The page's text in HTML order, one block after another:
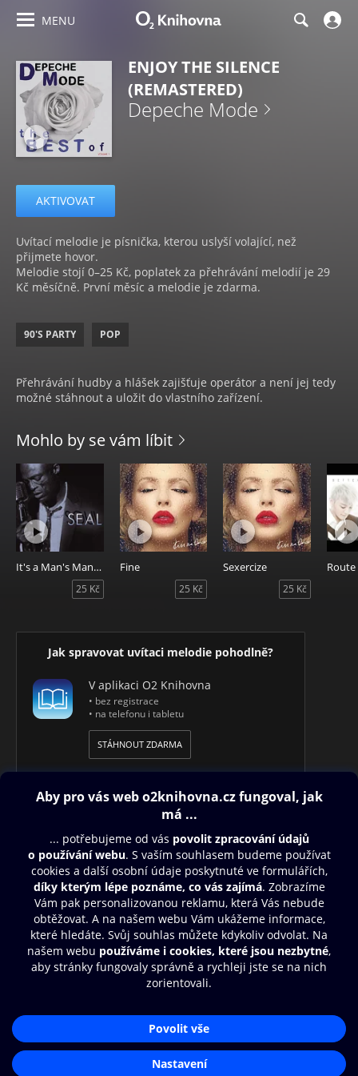
MENU
ENJOY THE SILENCE
(REMASTERED)
Depeche Mode
AKTIVOVAT
Uvítací melodie je písnička, kterou uslyší volající, než
přijmete hovor.
Melodie stojí 0–25 Kč, poplatek za přehrávání melodií je 29
Kč měsíčně. První měsíc a melodie je zdarma.
90'S PARTY POP
Přehrávání hudby a hlášek zajišťuje operátor a není jej tedy
možné stáhnout a uložit do vlastního zařízení.
Mohlo by se vám líbit
It's a Man's Man's Man's World
25 Kč
Fine
25 Kč
Sexercize
25 Kč
Route
Jak spravovat uvítaci melodie pohodlně?
V aplikaci O2 Knihovna
• bez registrace
• na telefonu i tabletu
STÁHNOUT ZDARMA
Obsah ke stažení
Moje O2 Knihovna
Další zábava
© O2 Czech Republic a.s.
Zásady zpracování osobních údajůAplikace O2 Knihovna
Čti a poslouchej své e-knihy a